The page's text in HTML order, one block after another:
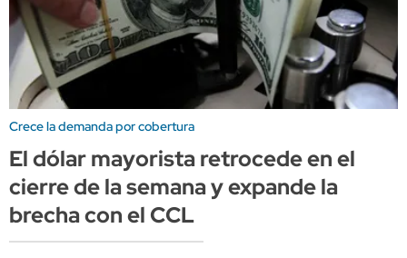
Crece la demanda por cobertura
El dólar mayorista retrocede en el
cierre de la semana y expande la
brecha con el CCL